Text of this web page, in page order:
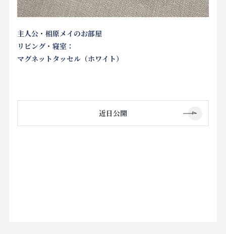
主人公・相原メイのお部屋
リビング・寝室：
マグネットタッセル（ホワイト）
近日公開